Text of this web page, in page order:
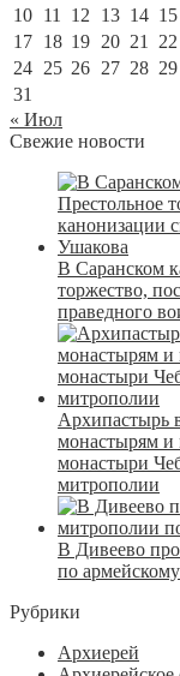
10 11 12 13 14 15
17 18 19 20 21 22
24 25 26 27 28 29
31
« Июл
Свежие новости
В Саранском
торжество,
праведного
Архипастырь
монастырям и
монастыри
митрополии
В Дивеево
по
Рубрики
Архиерей